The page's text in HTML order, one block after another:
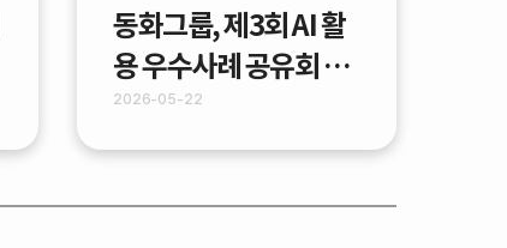
동화그룹, 제3회 AI 활
용 우수사례 공유회 개
최 - "Work Smarter
With AI"
2026-05-22